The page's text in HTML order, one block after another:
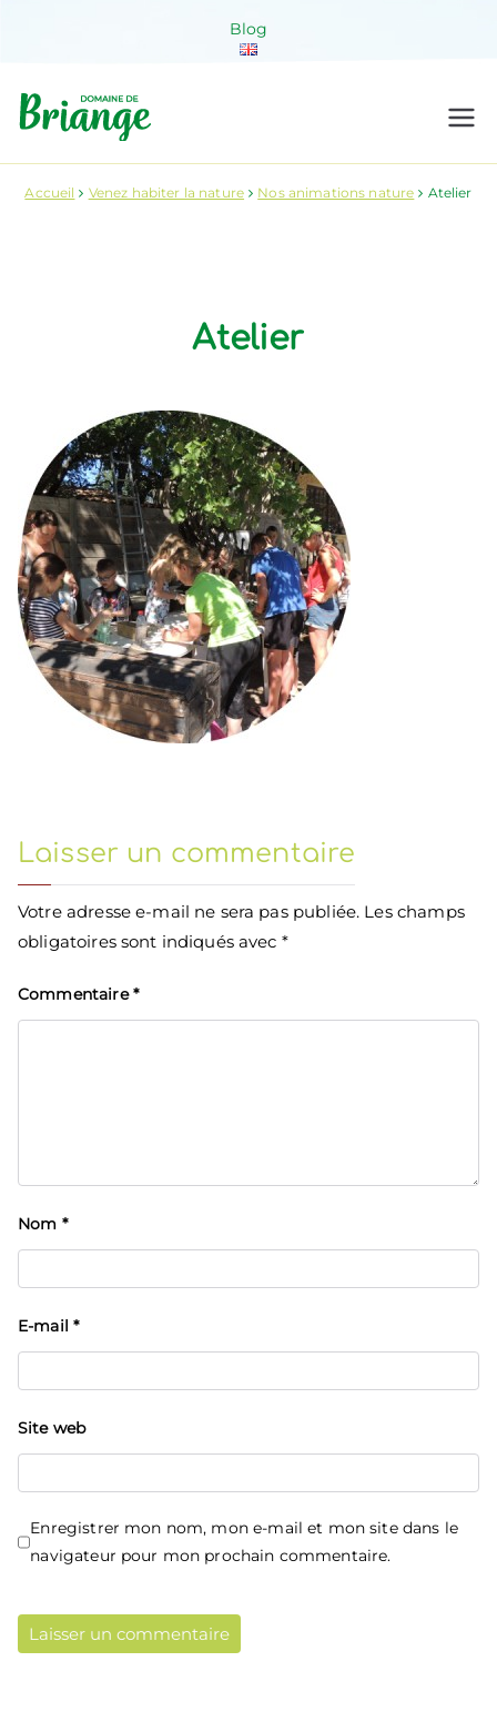
Blog
Briange
Accueil Venez habiter la nature Nos animations nature Atelier
Atelier
Laisser un commentaire
Votre adresse e-mail ne sera pas publiée. Les champs
obligatoires sont indiqués avec *
Commentaire*
Nom *
E-mail*
Site web
Enregistrer mon nom, mon e-mail et mon site dans le
navigateur pour mon prochain commentaire.